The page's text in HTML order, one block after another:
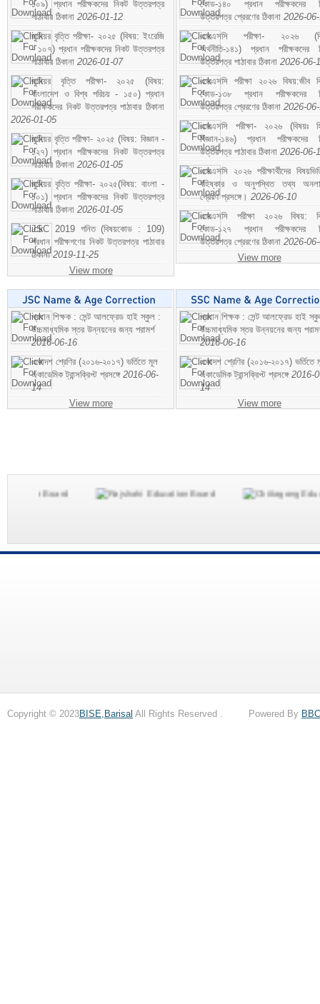
১০৯) প্রধান পরীক্ষকদের নিকট উত্তরপত্র
পাঠাবার ঠিকানা 2026-01-12
জুনিয়র বৃত্তি পরীক্ষা- ২০২৫ (বিষয়: ইংরেজি
- ১০৭) প্রধান পরীক্ষকদের নিকট উত্তরপত্র
পাঠাবার ঠিকানা 2026-01-07
জুনিয়র বৃত্তি পরীক্ষা- ২০২৫ (বিষয়:
বাংলাদেশ ও বিশ্ব পরিচয় - ১৫০) প্রধান
পরীক্ষকদের নিকট উত্তরপত্র পাঠাবার ঠিকানা
2026-01-05
জুনিয়র বৃত্তি পরীক্ষা- ২০২৫ (বিষয়: বিজ্ঞান -
১২৭) প্রধান পরীক্ষকদের নিকট উত্তরপত্র
পাঠাবার ঠিকানা 2026-01-05
জুনিয়র বৃত্তি পরীক্ষা- ২০২৫(বিষয়: বাংলা -
১০১) প্রধান পরীক্ষকদের নিকট উত্তরপত্র
পাঠাবার ঠিকানা 2026-01-05
JSC 2019 গনিত (বিষয়কোড : 109)
প্রধান পরীক্ষগণের নিকট উত্তরপত্র পাঠাবার
ঠিকানা2019-11-25
View more
কোড-১৪০ প্রধান পরীক্ষকদের
উত্তরপত্র প্রেরণের ঠিকানা 2026-
এসএসসি পরীক্ষা- ২০২৬
অর্থনীতি-১৪১) প্রধান পরীক্ষকদের
উত্তরপত্র পাঠাবার ঠিকানা 2026-06-
এসএসসি পরীক্ষা ২০২৬ বিষয়:জীব
কোড-১৩৮ প্রধান পরীক্ষকদের
উত্তরপত্র প্রেরণের ঠিকানা 2026-
এসএসসি পরীক্ষা- ২০২৬ (বিষয়ঃ
বিজ্ঞান-১৪৬) প্রধান পরীক্ষকদের
উত্তরপত্র পাঠাবার ঠিকানা 2026-06-
এসএসসি ২০২৬ পরীক্ষার্থীদের
বহিষ্কার ও অনুপস্থিত তথ্য
প্রেরণ প্রসঙ্গে। 2026-06-10
এসএসসি পরীক্ষা ২০২৬ বিষয়:
কোড-১২৭ প্রধান পরীক্ষকদের
উত্তরপত্র প্রেরণের ঠিকানা 2026-
View more
প্রধান শিক্ষক : সেন্ট আলফ্রেড হাই স্কুল :
উচ্চমাধ্যমিক স্তর উন্নয়নের জন্য পরামর্শ
2016-06-16
একাদশ শ্রেণির (২০১৬-২০১৭) ভর্তিতে মূল
একাডেমিক ট্রান্সক্রিপ্ট প্রসঙ্গে 2016-06-
14
View more
প্রধান শিক্ষক : সেন্ট আলফ্রেড হাই
উচ্চমাধ্যমিক স্তর উন্নয়নের জন্য
2016-06-16
একাদশ শ্রেণির (২০১৬-২০১৭) ভর্তিতে
একাডেমিক ট্রান্সক্রিপ্ট প্রসঙ্গে 2016-
14
View more
Copyright © 2023BISE,Barisal All Rights Reserved . Powered By